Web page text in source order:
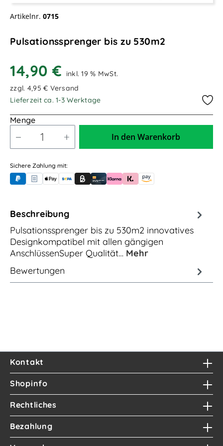
Artikelnr. 0715
Pulsationssprenger bis zu 530m2
14,90 €
inkl. 19 % MwSt.
zzgl. 4,95 € Versand
Lieferzeit ca. 1-3 Werktage
Menge
In den Warenkorb
Sichere Zahlung mit:
PayPalRechnungskauf (für Behörden)
Apple PayBanküberweisung (vorab)
Rechnungskauf (Billie)
Kreditkarte
Rechnung oder Ratenkauf (Klarna)
Sofortüberweisung (Klarna)
Amazon Pay
Beschreibung
Pulsationssprenger bis zu 530m2 innovatives
Designkompatibel mit allen gängigen
AnschlüssenSuper Qualität… Mehr
Bewertungen
Kontakt
Shopinfo
Rechtliches
Bezahlung